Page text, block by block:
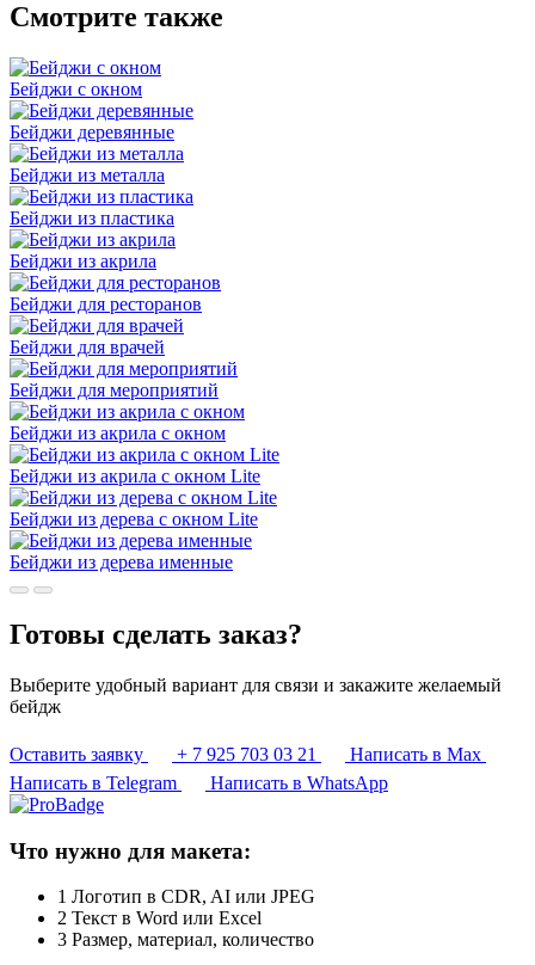
Смотрите также
Бейджи с окном
Бейджи деревянные
Бейджи из металла
Бейджи из пластика
Бейджи из акрила
Бейджи для ресторанов
Бейджи для врачей
Бейджи для мероприятий
Бейджи из акрила с окном
Бейджи из акрила с окном Lite
Бейджи из дерева с окном Lite
Бейджи из дерева именные
Готовы сделать заказ?
Выберите удобный вариант для связи и закажите желаемый
бейдж
Оставить заявку + 7 925 703 03 21
Написать в Max
Написать в Telegram
Написать в WhatsApp
Что нужно для макета:
1 Логотип в CDR, AI или JPEG
2 Текст в Word или Excel
3 Размер, материал, количество